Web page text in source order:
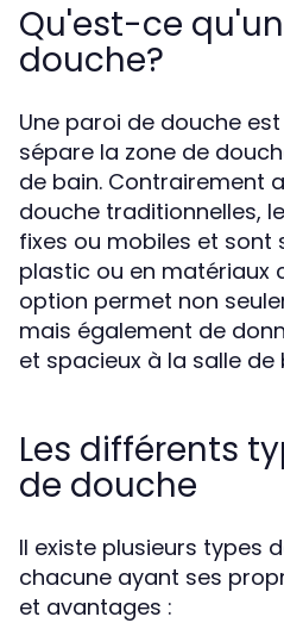
Qu'est-ce
douche?
Une paroi de douche
sépare la zone de
de bain. Contrairement
douche traditionnelles,
fixes ou mobiles et sont
plastic ou en matériaux
option permet non
mais également de
et spacieux à la salle de
Les différents
de douche
Il existe plusieurs types
chacune ayant ses
et avantages :